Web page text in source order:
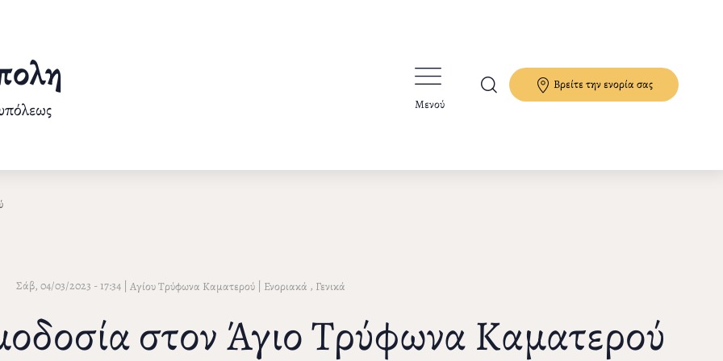
Μενού
Βρείτε την ενορία σας
Σάβ, 04/03/2023 - 17:34 | Αγίου Τρύφωνα Καματερού | Ενοριακά , Γενικά
στον Άγιο Τρύφωνα Καματερού